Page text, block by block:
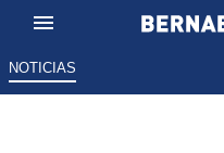
NOTICIAS